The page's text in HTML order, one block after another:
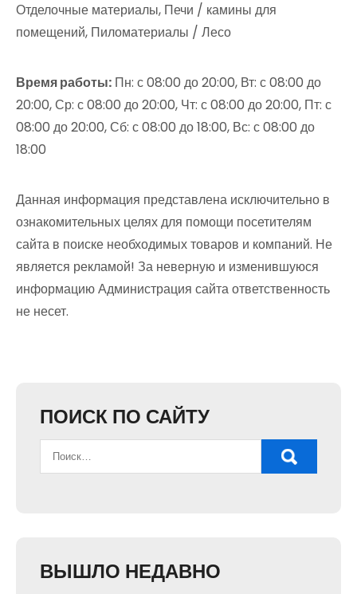
Отделочные материалы, Печи / камины для
помещений, Пиломатериалы / Лесо
Время работы: Пн: с 08:00 до 20:00, Вт: с 08:00 до
20:00, Ср: с 08:00 до 20:00, Чт: с 08:00 до 20:00, Пт: с
08:00 до 20:00, Сб: с 08:00 до 18:00, Вс: с 08:00 до
18:00
Данная информация представлена исключительно в
ознакомительных целях для помощи посетителям
сайта в поиске необходимых товаров и компаний. Не
является рекламой! За неверную и изменившуюся
информацию Администрация сайта ответственность
не несет.
ПОИСК ПО САЙТУ
ВЫШЛО НЕДАВНО